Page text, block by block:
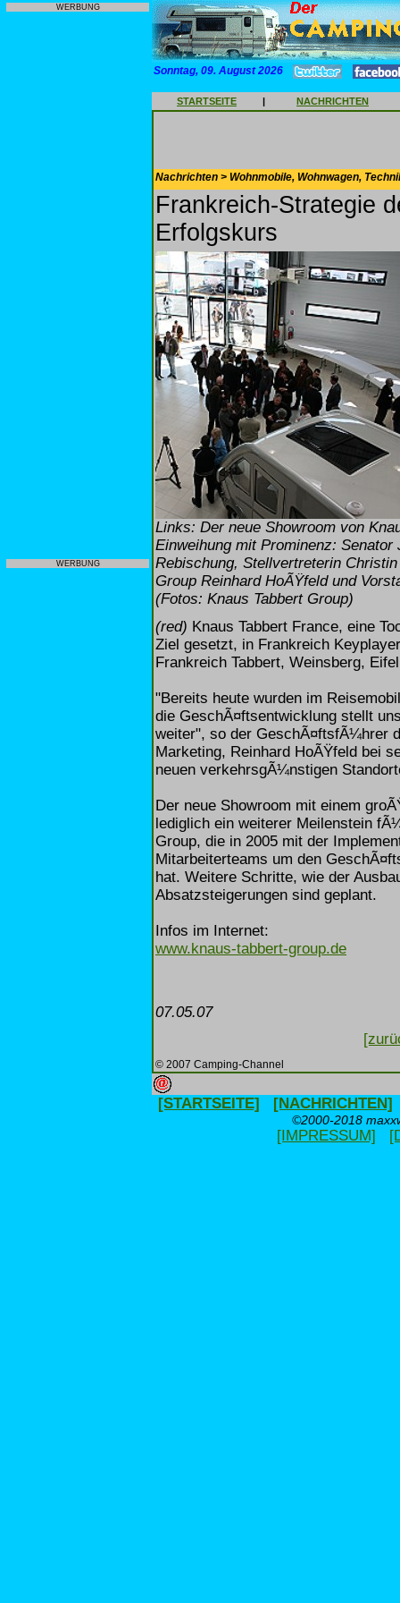
WERBUNG
WERBUNG
Sonntag, 09. August 2026
STARTSEITE | NACHRICHTEN
Nachrichten > Wohnmobile, Wohnwagen,
Frankreich-Strategie
Erfolgskurs
Links: Der neue Showroom von
Einweihung mit Prominenz:
Rebischung, Stellvertreterin
Group Reinhard HoÃŸfeld und
(Fotos: Knaus Tabbert Group)
(red) Knaus Tabbert France, eine
Ziel gesetzt, in Frankreich
Frankreich Tabbert, Weinsberg,
"Bereits heute wurden im
die GeschÃ¤ftsentwicklung stellt
weiter", so der GeschÃ¤ftsfÃ¼hrer
Marketing, Reinhard HoÃŸfeld bei
neuen verkehrsgÃ¼nstigen
Der neue Showroom mit einem
lediglich ein weiterer Meilenstein
Group, die in 2005 mit der
Mitarbeiterteams um den
hat. Weitere Schritte, wie der
Absatzsteigerungen sind geplant.
Infos im Internet:
www.knaus-tabbert-group.de
07.05.07
© 2007 Camping-Channel
[STARTSEITE] [NACHRICHTEN]
©2000-2018
[IMPRESSUM]